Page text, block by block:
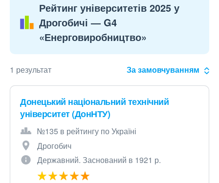
Рейтинг університетів 2025 у
Дрогобичі — G4
«Енерговиробництво»
1 результат За замовчуванням
Донецький національний технічний
університет (ДонНТУ)
№135 в рейтингу по Україні
Дрогобич
Державний. Заснований в 1921 р.